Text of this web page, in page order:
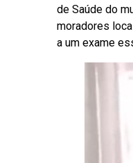
de Saúde do
moradores
a um exame